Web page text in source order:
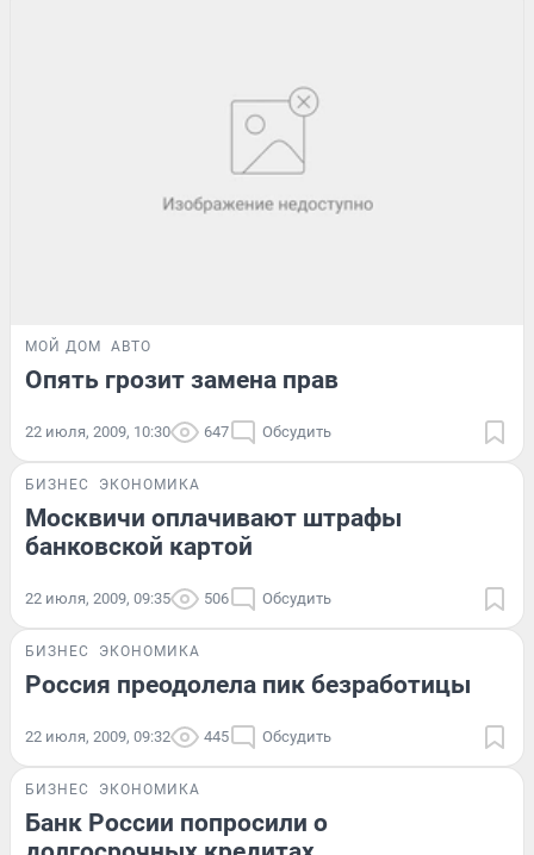
МОЙ ДОМ АВТО
Опять грозит замена прав
22 июля, 2009, 10:30 647 Обсудить
БИЗНЕС ЭКОНОМИКА
Москвичи оплачивают штрафы
банковской картой
22 июля, 2009, 09:35 506 Обсудить
БИЗНЕС ЭКОНОМИКА
Россия преодолела пик безработицы
22 июля, 2009, 09:32 445 Обсудить
БИЗНЕС ЭКОНОМИКА
Банк России попросили о